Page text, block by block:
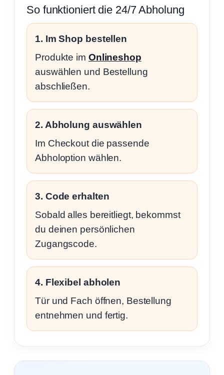
So funktioniert die 24/7 Abholung
1. Im Shop bestellen
Produkte im Onlineshop
auswählen und Bestellung
abschließen.
2. Abholung auswählen
Im Checkout die passende
Abholoption wählen.
3. Code erhalten
Sobald alles bereitliegt, bekommst
du deinen persönlichen
Zugangscode.
4. Flexibel abholen
Tür und Fach öffnen, Bestellung
entnehmen und fertig.